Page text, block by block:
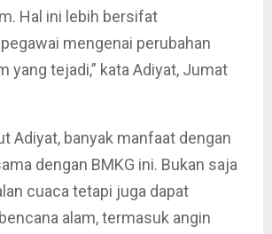
Hal ini lebih bersifat
mengenai perubahan
yang tejadi,” kata Adiyat, Jumat
Adiyat, banyak manfaat dengan
dengan BMKG ini. Bukan saja
cuaca tetapi juga dapat
alam, termasuk angin